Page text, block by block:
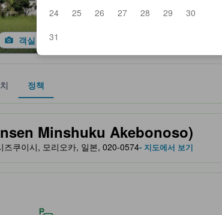
24
25 26 27 28 29
30
31
객실 사진 보기
정책
Minshuku Akebonoso)
및 서비스를 반영해 파트너 사이트에서 제공한 성급입니
쿠이시, 모리오카, 일본, 020-0574- 지도에서 보기